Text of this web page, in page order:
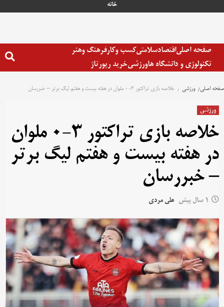
خانه
صفحه اصلیاقتصادسلامتیکسب وکارفرهنگ وهنر
تکنولوژی و دانشگاه هاورزشیخرید رپورتاژ
صفحه اصلی ورزشی خلاصه بازی تراکتور ۳-۰ ملوان در هفته بیست و هفتم لیگ برتر – خبررسان
ورزشی
خلاصه بازی تراکتور ۳-۰ ملوان
در هفته بیست و هفتم لیگ برتر
– خبررسان
1 سال پیش علی مردی